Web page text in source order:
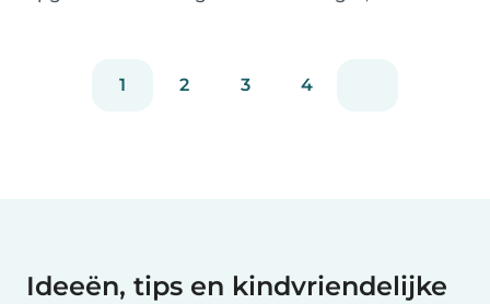
1 2 3 4
Ideeën, tips en kindvriendelijke